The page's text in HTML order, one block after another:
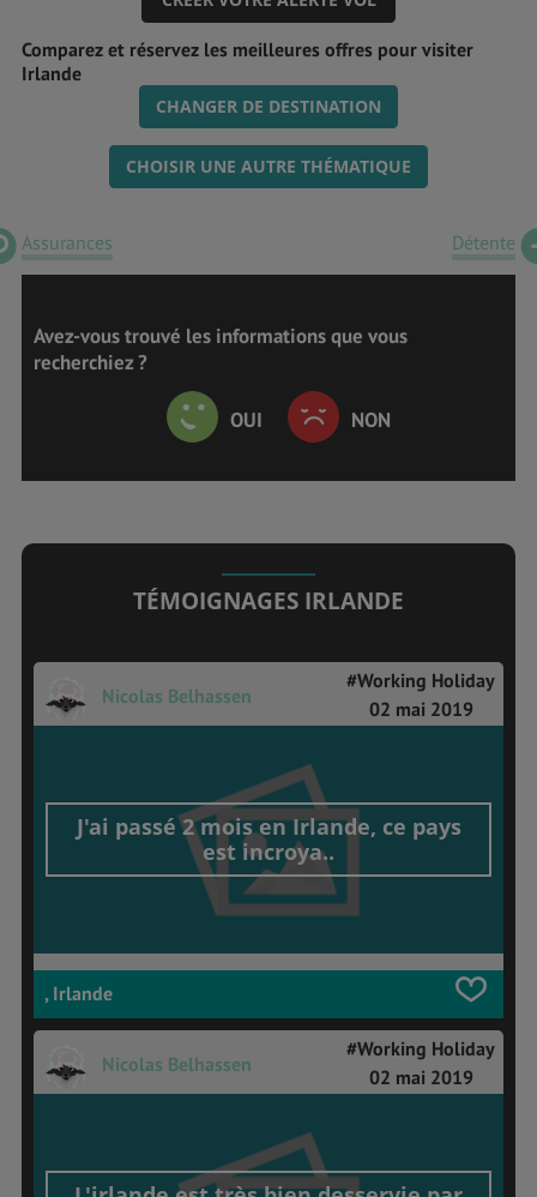
Comparez et réservez les meilleures offres pour visiter
Irlande
CHANGER DE DESTINATION
CHOISIR UNE AUTRE THÉMATIQUE
Assurances Détente
Avez-vous trouvé les informations que vous
recherchiez ?
OUI NON
TÉMOIGNAGES IRLANDE
Nicolas Belhassen
#Working Holiday
02 mai 2019
J'ai passé 2 mois en Irlande, ce pays
est incroya..
, Irlande
Nicolas Belhassen
#Working Holiday
02 mai 2019